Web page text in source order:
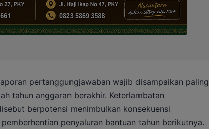
pertanggungjawaban wajib disampaikan paling
tahun anggaran berakhir. Keterlambatan
berpotensi menimbulkan konsekuensi
penyaluran bantuan tahun berikutnya.